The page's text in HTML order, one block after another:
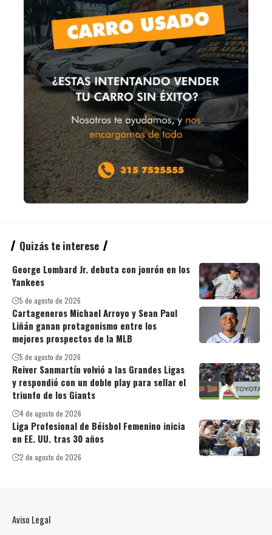
Quizás te interese
George Lombard Jr. debuta con jonrón en los
Yankees
5 de agosto de 2026
Cartageneros Michael Arroyo y Sean Paul
Liñán ganan protagonismo entre los
mejores prospectos de la MLB
5 de agosto de 2026
Reiver Sanmartín volvió a las Grandes Ligas
y respondió con un doble play para sellar el
triunfo de los Giants
4 de agosto de 2026
Liga Profesional de Béisbol Femenino inicia
en EE. UU. tras 30 años
2 de agosto de 2026
Aviso Legal